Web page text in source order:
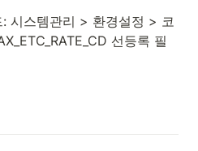
: 시스템관리 > 환경설정 > 코
선등록 필